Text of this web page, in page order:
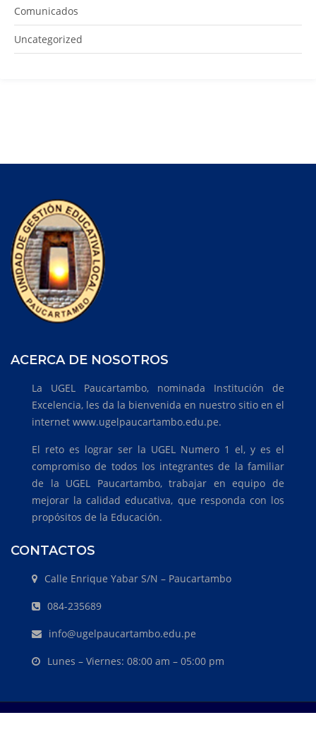
Comunicados
Uncategorized
ACERCA DE NOSOTROS
La UGEL Paucartambo, nominada Institución de
Excelencia, les da la bienvenida en nuestro sitio en el
internet www.ugelpaucartambo.edu.pe.
El reto es lograr ser la UGEL Numero 1 el, y es el
compromiso de todos los integrantes de la familiar
de la UGEL Paucartambo, trabajar en equipo de
mejorar la calidad educativa, que responda con los
propósitos de la Educación.
CONTACTOS
Calle Enrique Yabar S/N – Paucartambo
084-235689
info@ugelpaucartambo.edu.pe
Lunes – Viernes: 08:00 am – 05:00 pm